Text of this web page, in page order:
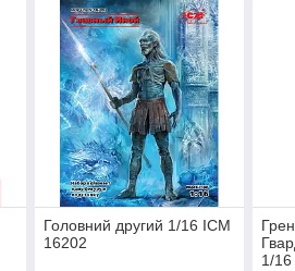
Головний другий 1/16 ICM
16202
1/